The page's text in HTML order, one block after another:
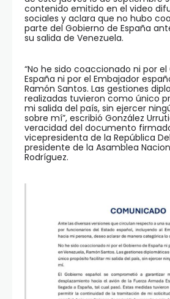
contenido emitido en el video
sociales y aclara que no hubo
parte del Gobierno de España
su salida de Venezuela.
“No he sido coaccionado ni por el
España ni por el Embajador
Ramón Santos. Las gestiones
realizadas tuvieron como único
mi salida del país, sin ejercer
sobre mí”, escribió González
veracidad del documento
vicepresidenta de la República
presidente de la Asamblea
Rodríguez.